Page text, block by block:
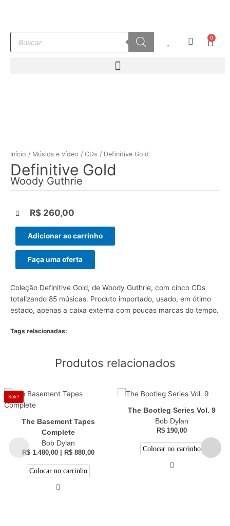
conteúdo
Pesquisar
produtos
0
Início / Música e vídeo / CDs / Definitive Gold
Definitive Gold
Woody Guthrie
R$ 260,00
Adicionar ao carrinho
Faça uma oferta
Coleção Definitive Gold, de Woody Guthrie, com cinco CDs
totalizando 85 músicas. Produto importado, usado, em ótimo
estado, apenas a caixa externa com poucas marcas do tempo.
Tags relacionadas:
Produtos relacionados
Sale!
The Basement Tapes
Complete
Bob Dylan
R$1.480,00| R$880,00
Colocar no carrinho
The Bootleg Series Vol. 9
Bob Dylan
R$ 190,00
Colocar no carrinho